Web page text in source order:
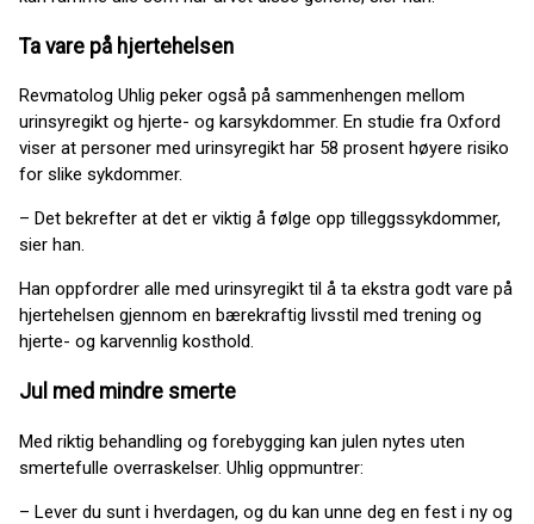
Ta vare på hjertehelsen
Revmatolog Uhlig peker også på sammenhengen mellom
urinsyregikt og hjerte- og karsykdommer. En studie fra Oxford
viser at personer med urinsyregikt har 58 prosent høyere risiko
for slike sykdommer.
– Det bekrefter at det er viktig å følge opp tilleggssykdommer,
sier han.
Han oppfordrer alle med urinsyregikt til å ta ekstra godt vare på
hjertehelsen gjennom en bærekraftig livsstil med trening og
hjerte- og karvennlig kosthold.
Jul med mindre smerte
Med riktig behandling og forebygging kan julen nytes uten
smertefulle overraskelser. Uhlig oppmuntrer:
– Lever du sunt i hverdagen, og du kan unne deg en fest i ny og